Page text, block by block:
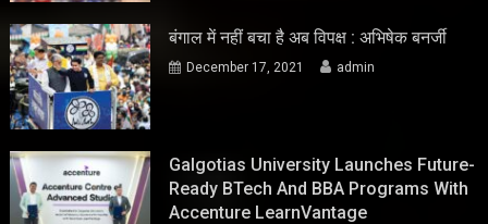
बंगाल में नहीं बचा है अब विपक्ष : अभिषेक बनर्जी
December 17, 2021 admin
Galgotias University Launches Future-
Ready BTech And BBA Programs With
Accenture LearnVantage